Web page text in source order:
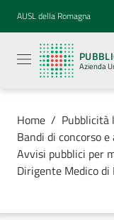
Vai al contenuto
Vai alla navigazione
Vai al footer
AUSL della Romagna
Azienda
legale
Azienda
Unità
Locale della
Home / Pubblicità
Bandi di concorso e
Avvisi pubblici per
Dirigente Medico di